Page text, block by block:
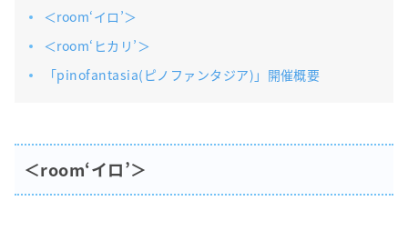
＜room‘イロ’＞
＜room‘ヒカリ’＞
「pinofantasia(ピノファンタジア)」開催概要
＜room‘イロ’＞